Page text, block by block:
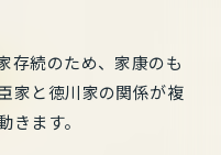
存続のため、家康のも
家と徳川家の関係が複
ます。